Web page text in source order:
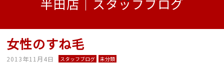
女性のすね毛
2013年11月4日 スタッフブログ 未分類